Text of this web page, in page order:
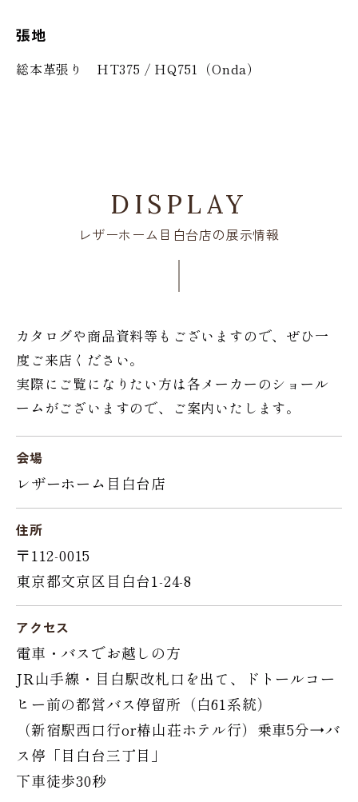
張地
総本革張り HT375 / HQ751（Onda）
DISPLAY
レザーホーム目白台店の展示情報
カタログや商品資料等もございますので、ぜひ一
度ご来店ください。
実際にご覧になりたい方は各メーカーのショール
ームがございますので、ご案内いたします。
会場
レザーホーム目白台店
住所
〒112-0015
東京都文京区目白台1-24-8
アクセス
電車・バスでお越しの方
JR山手線・目白駅改札口を出て、ドトールコー
ヒー前の都営バス停留所（白61系統）
（新宿駅西口行or椿山荘ホテル行）乗車5分→バ
ス停「目白台三丁目」
下車徒歩30秒